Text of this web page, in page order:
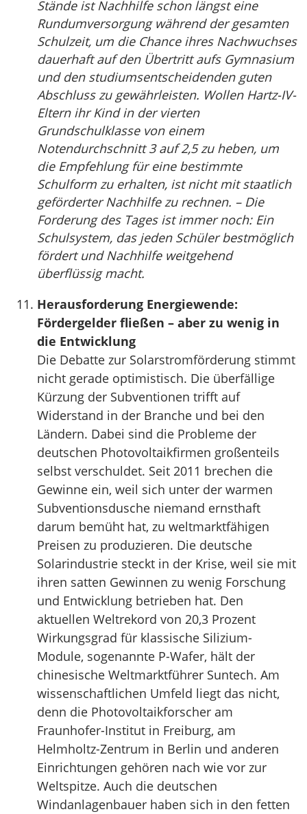
Stände ist Nachhilfe schon längst eine
Rundumversorgung während der gesamten
Schulzeit, um die Chance ihres Nachwuchses
dauerhaft auf den Übertritt aufs Gymnasium
und den studiumsentscheidenden guten
Abschluss zu gewährleisten. Wollen Hartz-IV-
Eltern ihr Kind in der vierten
Grundschulklasse von einem
Notendurchschnitt 3 auf 2,5 zu heben, um
die Empfehlung für eine bestimmte
Schulform zu erhalten, ist nicht mit staatlich
geförderter Nachhilfe zu rechnen. – Die
Forderung des Tages ist immer noch: Ein
Schulsystem, das jeden Schüler bestmöglich
fördert und Nachhilfe weitgehend
überflüssig macht.
Herausforderung Energiewende:
Fördergelder fließen – aber zu wenig in
die Entwicklung
Die Debatte zur Solarstromförderung stimmt
nicht gerade optimistisch. Die überfällige
Kürzung der Subventionen trifft auf
Widerstand in der Branche und bei den
Ländern. Dabei sind die Probleme der
deutschen Photovoltaikfirmen großenteils
selbst verschuldet. Seit 2011 brechen die
Gewinne ein, weil sich unter der warmen
Subventionsdusche niemand ernsthaft
darum bemüht hat, zu weltmarktfähigen
Preisen zu produzieren. Die deutsche
Solarindustrie steckt in der Krise, weil sie mit
ihren satten Gewinnen zu wenig Forschung
und Entwicklung betrieben hat. Den
aktuellen Weltrekord von 20,3 Prozent
Wirkungsgrad für klassische Silizium-
Module, sogenannte P-Wafer, hält der
chinesische Weltmarktführer Suntech. Am
wissenschaftlichen Umfeld liegt das nicht,
denn die Photovoltaikforscher am
Fraunhofer-Institut in Freiburg, am
Helmholtz-Zentrum in Berlin und anderen
Einrichtungen gehören nach wie vor zur
Weltspitze. Auch die deutschen
Windanlagenbauer haben sich in den fetten